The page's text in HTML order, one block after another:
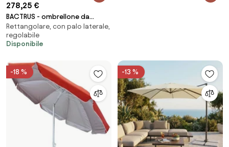
278,25 €
BACTRUS - ombrellone da
giardino decentrato 3 x 4 m
Rettangolare, con palo laterale,
regolabile
Disponibile
-18 % -13 %